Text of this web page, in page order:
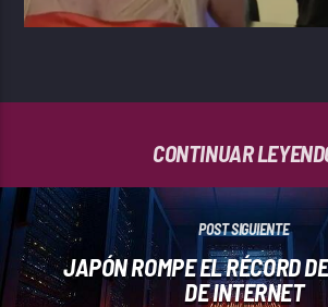
CONTINUAR
POST SIGUIENTE
JAPÓN ROMPE EL RÉCORD
DE INTERNET